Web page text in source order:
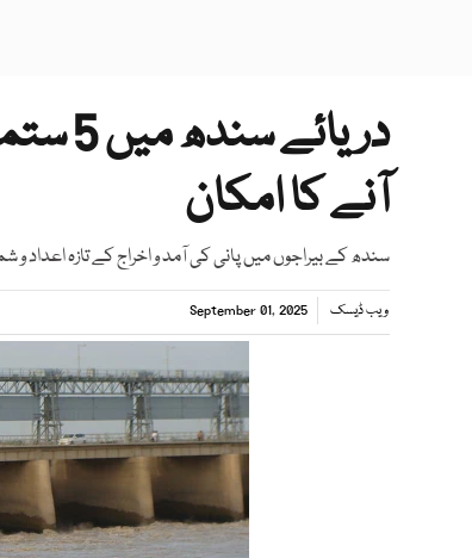
آنے کا امکان
سندھ کے بیراجوں میں پانی کی آمد و اخراج کے تازہ اعداد و
ویب ڈیسک September 01, 2025